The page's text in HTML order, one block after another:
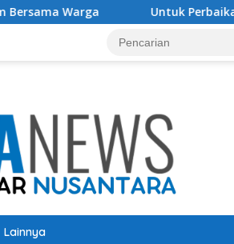
Untuk Perbaikan Bangsa ke
Lainnya